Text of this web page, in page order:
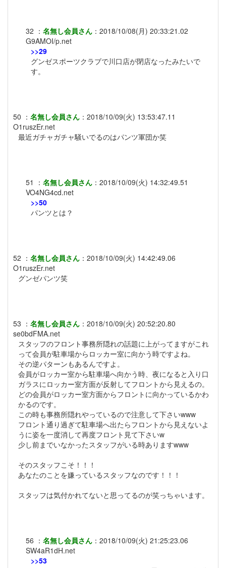
32 ： 名無し会員さん ： 2018/10/08(月) 20:33:21.02
G9AMOI/p.net
>>29
グンゼスポーツクラブで川口店が閉店なったみたいで
す。
50 ： 名無し会員さん ： 2018/10/09(火) 13:53:47.11
O1ruszEr.net
最近ガチャガチャ騒いでるのはパンツ軍団か笑
51 ： 名無し会員さん ： 2018/10/09(火) 14:32:49.51
VO4NG4cd.net
>>50
パンツとは？
52 ： 名無し会員さん ： 2018/10/09(火) 14:42:49.06
O1ruszEr.net
グンゼパンツ笑
53 ： 名無し会員さん ： 2018/10/09(火) 20:52:20.80
se0bdFMA.net
スタッフのフロント事務所隠れの話題に上がってますがこれ
って会員が駐車場からロッカー室に向かう時ですよね。
その逆パターンもあるんですよ。
会員がロッカー室から駐車場へ向かう時、夜になると入り口
ガラスにロッカー室方面が反射してフロントから見えるの。
どの会員がロッカー室方面からフロントに向かっているかわ
かるのです。
この時も事務所隠れやっているので注意して下さいwww
フロント通り過ぎて駐車場へ出たらフロントから見えないよ
うに姿を一度消して再度フロント見て下さいw
少し前までいなかったスタッフがいる時ありますwww
そのスタッフこそ！！！
あなたのことを嫌っているスタッフなのです！！！
スタッフは気付かれてないと思ってるのが笑っちゃいます。
56 ： 名無し会員さん ： 2018/10/09(火) 21:25:23.06
SW4aR1dH.net
>>53